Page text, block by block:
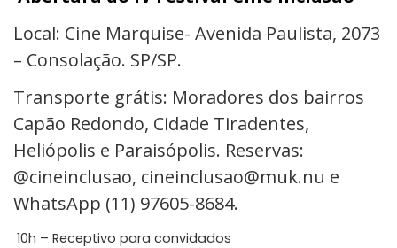
Local: Cine Marquise- Avenida Paulista, 2073
– Consolação. SP/SP.
Transporte grátis: Moradores dos bairros
Capão Redondo, Cidade Tiradentes,
Heliópolis e Paraisópolis. Reservas:
@cineinclusao, cineinclusao@muk.nu e
WhatsApp (11) 97605-8684.
10h – Receptivo para convidados